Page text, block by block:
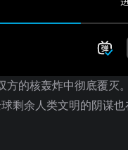
方的核轰炸中彻底覆
剩余人类文明的阴谋也